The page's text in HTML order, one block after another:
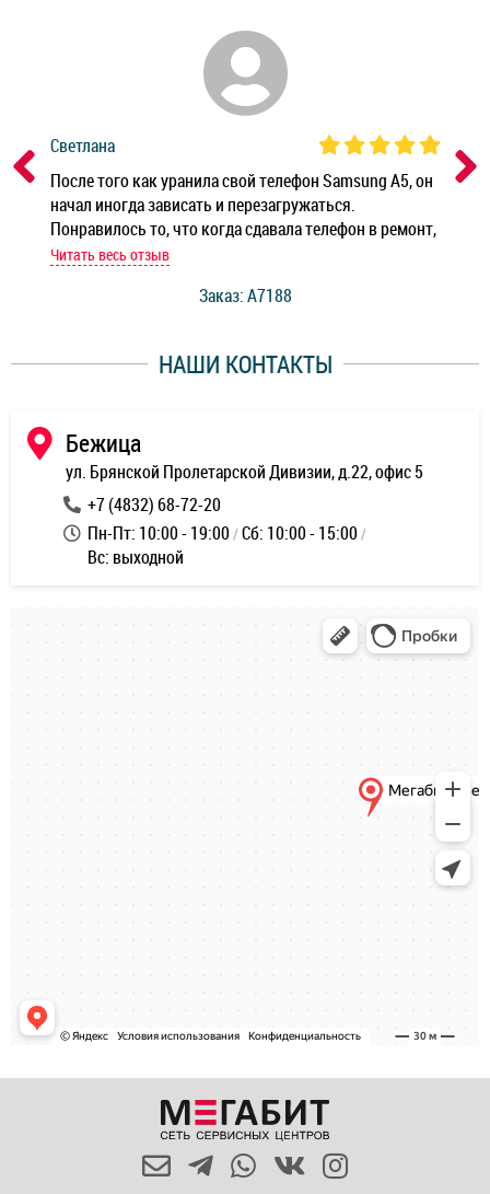
Светлана
После того как уранила свой телефон Samsung A5, он
начал иногда зависать и перезагружаться.
Понравилось то, что когда сдавала телефон в ремонт,
мастер при мне сделал быструю диагностику и сказал
работы и оперативность!
Читать весь отзыв
Заказ: A7188
НАШИ КОНТАКТЫ
Бежица
ул. Брянской Пролетарской Дивизии, д.22, офис 5
+7 (4832) 68-72-20
Пн-Пт: 10:00 - 19:00 Сб: 10:00 - 15:00
Вс: выходной